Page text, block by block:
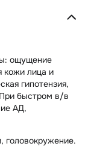
ощущение
кожи лица и
гипотензия,
быстром в/в
АД,
головокружение.